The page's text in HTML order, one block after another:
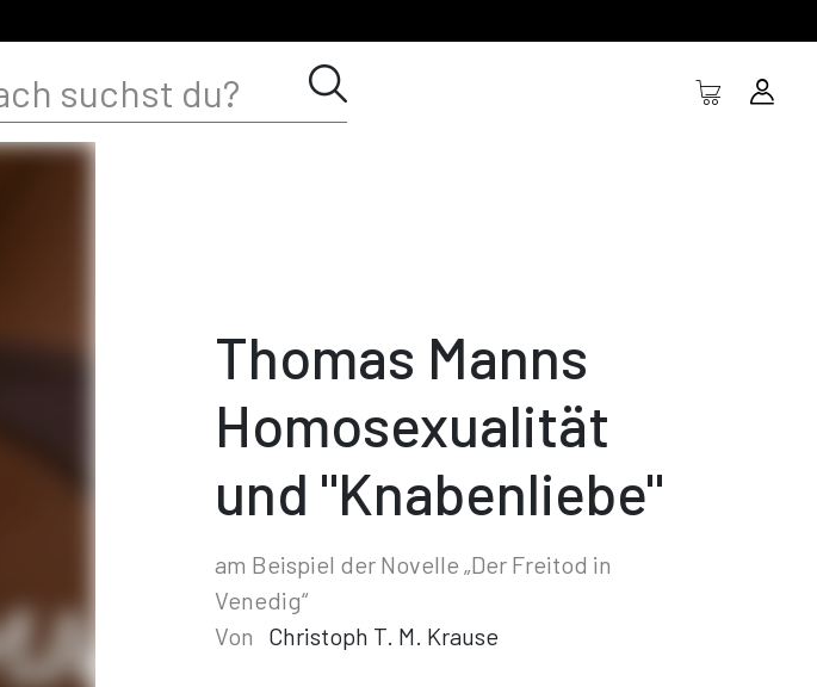
Thomas Manns
Homosexualität
und "Knabenliebe"
am Beispiel der Novelle „Der Freitod in
Venedig“
Von
Christoph T. M. Krause